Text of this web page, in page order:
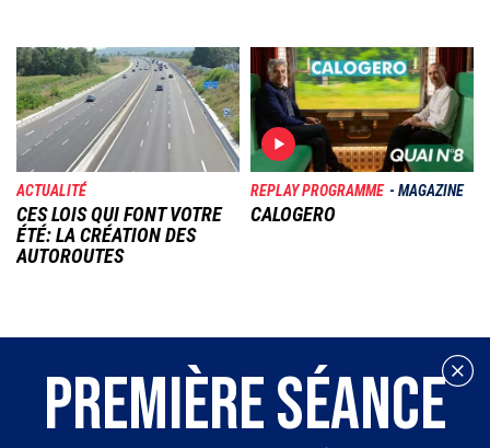
Image
ACTUALITÉ
CES LOIS QUI FONT VOTRE
ÉTÉ: LA CRÉATION DES
AUTOROUTES
Image
REPLAY PROGRAMME MAGAZINE
CALOGERO
PREMIÈRE SÉANCE